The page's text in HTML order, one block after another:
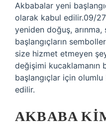
Akbabalar yeni
olarak kabul edilir.09/
yeniden doğuş, arınma,
başlangıçların
size hizmet etmeyen
değişimi kucaklamanın
başlangıçlar için
edilir.
AKBABA